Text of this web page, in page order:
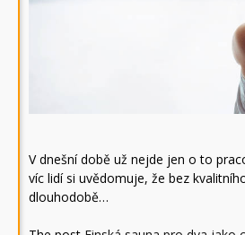
V dnešní době už nejde jen o to
víc lidí si uvědomuje, že bez
dlouhodobě…